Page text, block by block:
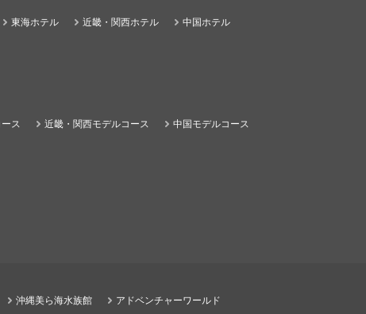
東海ホテル 近畿・関西ホテル 中国ホテル
ス 近畿・関西モデルコース 中国モデルコース
沖縄美ら海水族館 アドベンチャーワールド